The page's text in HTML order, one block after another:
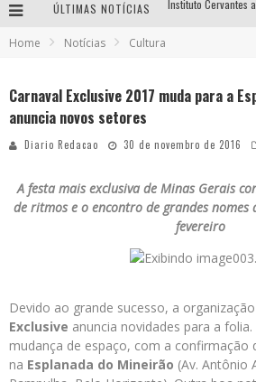
ÚLTIMAS NOTÍCIAS
Home Notícias Cultura
Carnaval Exclusive 2017 muda para a
anuncia novos setores
Diario Redacao 30 de novembro de 2016
A festa mais exclusiva de Minas Gerais
de ritmos e o encontro de grandes nomes
fevereiro
Devido ao grande sucesso, a
Exclusive anuncia novidades para a
mudança de espaço, com a confirmação
na Esplanada do Mineirão (Av. Antônio